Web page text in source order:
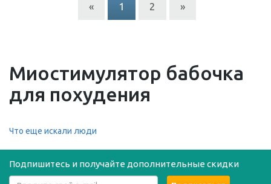
« 1 2 »
Миостимулятор бабочка
для похудения
Что еще искали люди
Подпишитесь и получайте дополнительные скидки